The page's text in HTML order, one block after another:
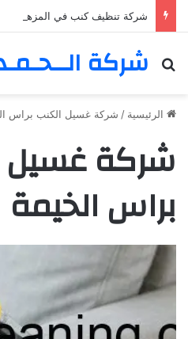
شركة تنظيف كنب في المزهر – دبي 0555980700 –
شركة
بحث عن
الرئيسية / شركة غسيل الكنب براس
شركة غسيل
براس الخيمة